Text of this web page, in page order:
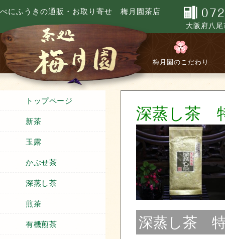
べにふうきの通販・お取り寄せ 梅月園茶店
大阪府八
梅月園のこだわり
トップページ
新茶
玉露
かぶせ茶
深蒸し茶
煎茶
有機煎茶
深蒸し茶
深蒸し茶